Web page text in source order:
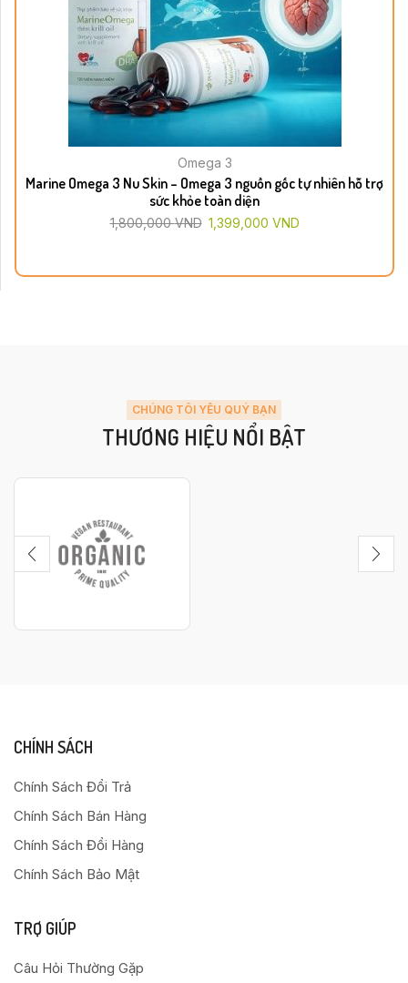
Omega 3
Marine Omega 3 Nu Skin – Omega 3 nguồn gốc tự nhiên hỗ trợ
sức khỏe toàn diện
1,800,000VND 1,399,000 VND
CHÚNG TÔI YÊU QUÝ BẠN
THƯƠNG HIỆU NỔI BẬT
CHÍNH SÁCH
Chính Sách Đổi Trả
Chính Sách Bán Hàng
Chính Sách Đổi Hàng
Chính Sách Bảo Mật
TRỢ GIÚP
Câu Hỏi Thường Gặp